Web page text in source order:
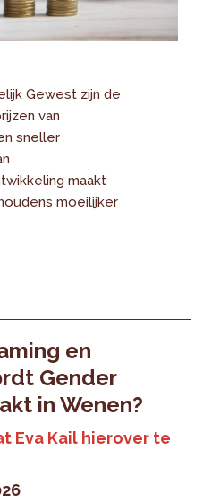
Gewest zijn de
van
sneller
maakt
moeilijker
en
Gender
in Wenen?
Eva Kail hierover te